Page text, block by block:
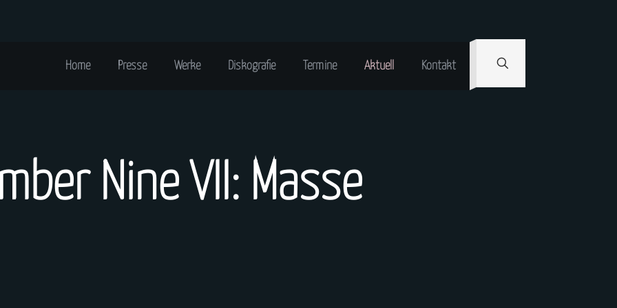
Home Presse Werke Diskografie Termine Aktuell Kontakt
Nine VII: Masse